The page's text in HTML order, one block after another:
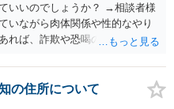
いいのでしょうか？ →相談者様
いながら肉体関係や性的なやり
れば、詐欺や恐喝の可能性が高
の住所について